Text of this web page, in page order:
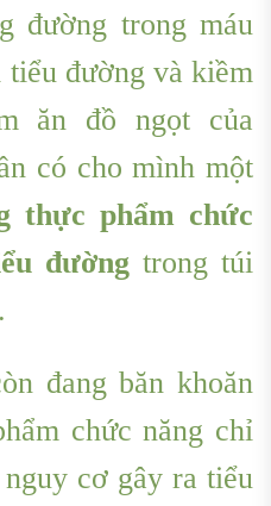
đường trong máu
đường và kiềm
ăn đồ ngọt của
có cho mình một
thực phẩm chức
đường trong túi
đang băn khoăn
chức năng chỉ
cơ gây ra tiểu